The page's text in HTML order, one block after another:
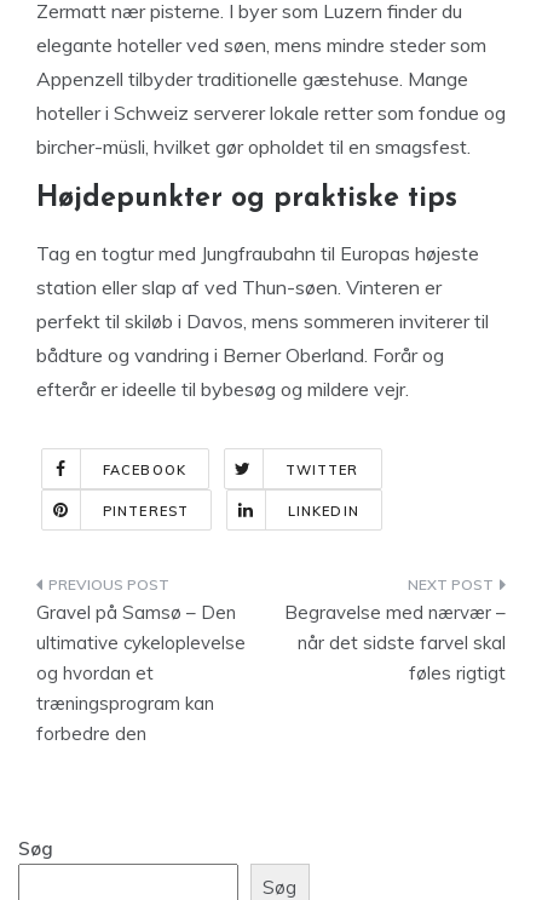
Zermatt nær pisterne. I byer som Luzern finder du
elegante hoteller ved søen, mens mindre steder som
Appenzell tilbyder traditionelle gæstehuse. Mange
hoteller i Schweiz serverer lokale retter som fondue og
bircher-müsli, hvilket gør opholdet til en smagsfest.
Højdepunkter og praktiske tips
Tag en togtur med Jungfraubahn til Europas højeste
station eller slap af ved Thun-søen. Vinteren er
perfekt til skiløb i Davos, mens sommeren inviterer til
bådture og vandring i Berner Oberland. Forår og
efterår er ideelle til bybesøg og mildere vejr.
FACEBOOK TWITTER
PINTEREST LINKEDIN
Indlægsnavigation
Gravel på Samsø – Den
ultimative cykeloplevelse
og hvordan et
træningsprogram kan
forbedre den
Begravelse med nærvær –
når det sidste farvel skal
føles rigtigt
Søg
Søg